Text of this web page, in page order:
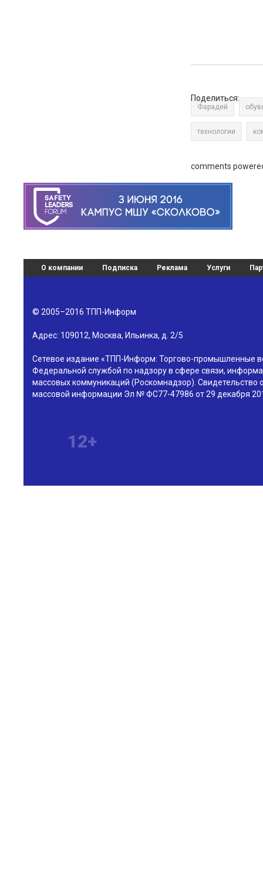
Поделиться:
Фарадей
технологии
comments
О компании Подписка Реклама Услуги
© 2005–2016 ТПП-Информ
Адрес: 109012, Москва, Ильинка, д. 2/5
Сетевое издание «ТПП-Информ: Торгово-промышленные
Федеральной службой по надзору в сфере связи,
массовых коммуникаций (Роскомнадзор). Свидетельство
массовой информации Эл № ФС77-47986 от 29 декабря
12+